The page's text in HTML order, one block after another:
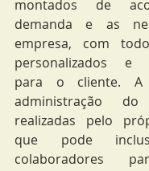
montados de
demanda e as
empresa, com
personalizados e
para o cliente. A
administração
realizadas pelo
que pode
colaboradores